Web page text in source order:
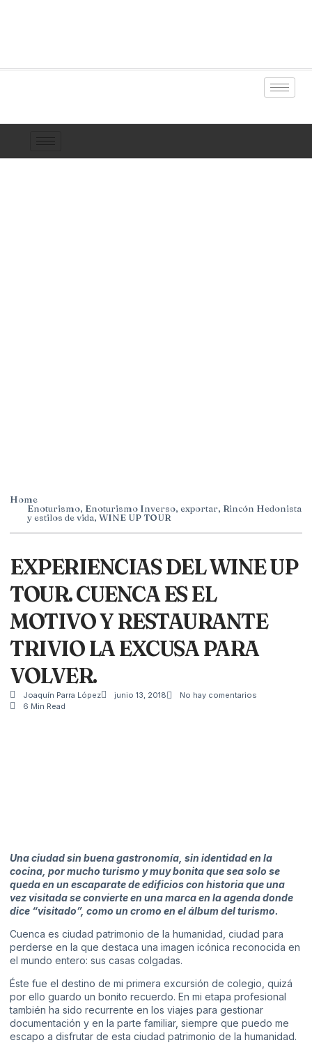
Home
Enoturismo, Enoturismo Inverso, exportar, Rincón Hedonista
y estilos de vida, WINE UP TOUR
EXPERIENCIAS DEL WINE UP
TOUR. CUENCA ES EL
MOTIVO Y RESTAURANTE
TRIVIO LA EXCUSA PARA
VOLVER.
Joaquín Parra López junio 13, 2018
No hay comentarios
6 Min Read
Una ciudad sin buena gastronomía, sin identidad en la
cocina, por mucho turismo y muy bonita que sea solo se
queda en un escaparate de edificios con historia que una
vez visitada se convierte en una marca en la agenda donde
dice “visitado”, como un cromo en el álbum del turismo.
Cuenca es ciudad patrimonio de la humanidad, ciudad para
perderse en la que destaca una imagen icónica reconocida en
el mundo entero: sus casas colgadas.
Éste fue el destino de mi primera excursión de colegio, quizá
por ello guardo un bonito recuerdo. En mi etapa profesional
también ha sido recurrente en los viajes para gestionar
documentación y en la parte familiar, siempre que puedo me
escapo a disfrutar de esta ciudad patrimonio de la humanidad.